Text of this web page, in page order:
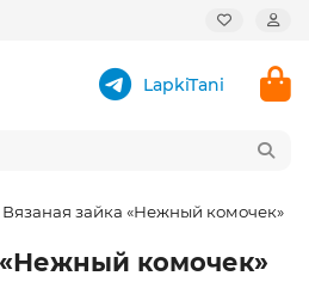
LapkiTani
Вязаная зайка «Нежный комочек»
комочек»